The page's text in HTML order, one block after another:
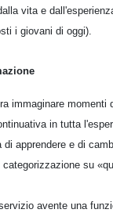
vita e
i giovani di oggi).
immaginare
in tutta
apprendere e di
su
avente una